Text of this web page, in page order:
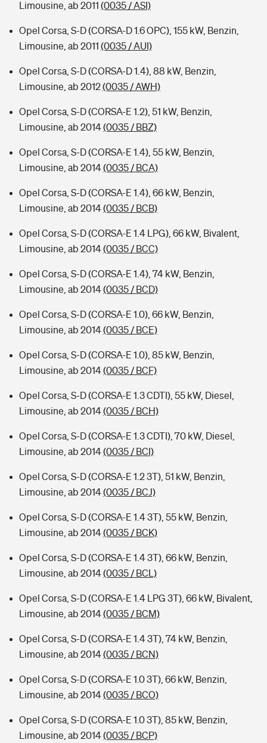
Limousine, ab 2011 (0035 / ASI)
Opel Corsa, S-D (CORSA-D 1.6 OPC), 155 kW, Benzin,
Limousine, ab 2011 (0035 / AUI)
Opel Corsa, S-D (CORSA-D 1.4), 88 kW, Benzin,
Limousine, ab 2012(0035 / AWH)
Opel Corsa, S-D (CORSA-E 1.2), 51 kW, Benzin,
Limousine, ab 2014(0035 / BBZ)
Opel Corsa, S-D (CORSA-E 1.4), 55 kW, Benzin,
Limousine, ab 2014(0035 / BCA)
Opel Corsa, S-D (CORSA-E 1.4), 66 kW, Benzin,
Limousine, ab 2014(0035 / BCB)
Opel Corsa, S-D (CORSA-E 1.4 LPG), 66 kW, Bivalent,
Limousine, ab 2014(0035 / BCC)
Opel Corsa, S-D (CORSA-E 1.4), 74 kW, Benzin,
Limousine, ab 2014(0035 / BCD)
Opel Corsa, S-D (CORSA-E 1.0), 66 kW, Benzin,
Limousine, ab 2014(0035 / BCE)
Opel Corsa, S-D (CORSA-E 1.0), 85 kW, Benzin,
Limousine, ab 2014(0035 / BCF)
Opel Corsa, S-D (CORSA-E 1.3 CDTI), 55 kW, Diesel,
Limousine, ab 2014(0035 / BCH)
Opel Corsa, S-D (CORSA-E 1.3 CDTI), 70 kW, Diesel,
Limousine, ab 2014(0035 / BCI)
Opel Corsa, S-D (CORSA-E 1.2 3T), 51 kW, Benzin,
Limousine, ab 2014(0035 / BCJ)
Opel Corsa, S-D (CORSA-E 1.4 3T), 55 kW, Benzin,
Limousine, ab 2014(0035 / BCK)
Opel Corsa, S-D (CORSA-E 1.4 3T), 66 kW, Benzin,
Limousine, ab 2014(0035 / BCL)
Opel Corsa, S-D (CORSA-E 1.4 LPG 3T), 66 kW, Bivalent,
Limousine, ab 2014(0035 / BCM)
Opel Corsa, S-D (CORSA-E 1.4 3T), 74 kW, Benzin,
Limousine, ab 2014(0035 / BCN)
Opel Corsa, S-D (CORSA-E 1.0 3T), 66 kW, Benzin,
Limousine, ab 2014(0035 / BCO)
Opel Corsa, S-D (CORSA-E 1.0 3T), 85 kW, Benzin,
Limousine, ab 2014(0035 / BCP)